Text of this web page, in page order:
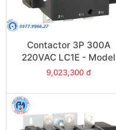
Contactor 3P 300A
220VAC LC1E - Model
LC1E300M6
9,023,300 đ